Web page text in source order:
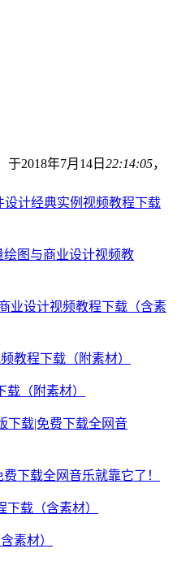
于2018年7月14日 22:14:05，
设计经典实例视频教程下载
业设计视频教程下载（含素
载（附素材）
下载全网音乐就靠它了！
素材）